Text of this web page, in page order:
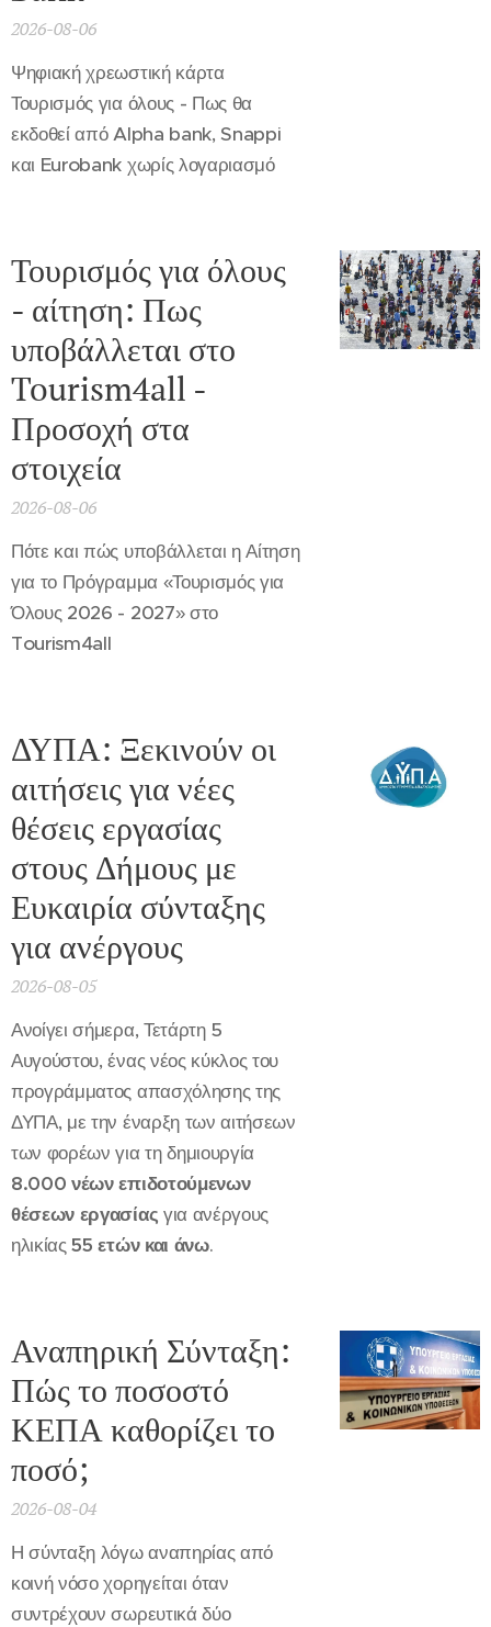
2026-08-06
Ψηφιακή χρεωστική κάρτα
Τουρισμός για όλους - Πως θα
εκδοθεί από Alpha bank, Snappi
και Eurobank χωρίς λογαριασμό
Τουρισμός για όλους
- αίτηση: Πως
υποβάλλεται στο
Tourism4all -
Προσοχή στα
στοιχεία
2026-08-06
Πότε και πώς υποβάλλεται η Αίτηση
για το Πρόγραμμα «Τουρισμός για
Όλους 2026 - 2027» στο
Tourism4all
ΔΥΠΑ: Ξεκινούν οι
αιτήσεις για νέες
θέσεις εργασίας
στους Δήμους με
Ευκαιρία σύνταξης
για ανέργους
2026-08-05
Ανοίγει σήμερα, Τετάρτη 5
Αυγούστου, ένας νέος κύκλος του
προγράμματος απασχόλησης της
ΔΥΠΑ, με την έναρξη των αιτήσεων
των φορέων για τη δημιουργία
8.000 νέων επιδοτούμενων
θέσεων εργασίας για ανέργους
ηλικίας55 ετών και άνω.
Αναπηρική Σύνταξη:
Πώς το ποσοστό
ΚΕΠΑ καθορίζει το
ποσό;
2026-08-04
Η σύνταξη λόγω αναπηρίας από
κοινή νόσο χορηγείται όταν
συντρέχουν σωρευτικά δύο